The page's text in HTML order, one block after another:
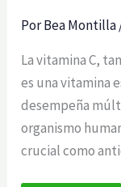
PorBea Montilla
La vitamina C,
es una vitamina
desempeña
organismo
crucial como